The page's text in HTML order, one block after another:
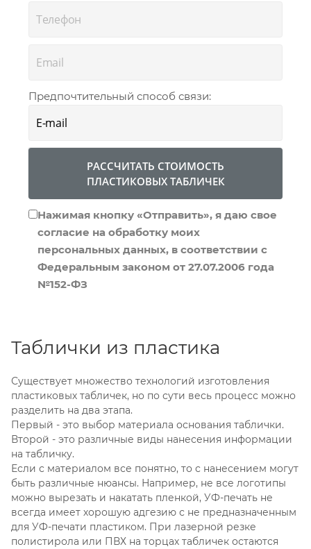
Предпочтительный способ связи:
РАССЧИТАТЬ СТОИМОСТЬ
ПЛАСТИКОВЫХ ТАБЛИЧЕК
Нажимая кнопку «Отправить», я даю свое
согласие на обработку моих
персональных данных, в соответствии с
Федеральным законом от 27.07.2006 года
№152-ФЗ
Таблички из пластика
Существует множество технологий изготовления
пластиковых табличек, но по сути весь процесс можно
разделить на два этапа.
Первый - это выбор материала основания таблички.
Второй - это различные виды нанесения информации
на табличку.
Если с материалом все понятно, то с нанесением могут
быть различные нюансы. Например, не все логотипы
можно вырезать и накатать пленкой, УФ-печать не
всегда имеет хорошую адгезию с не предназначенным
для УФ-печати пластиком. При лазерной резке
полистирола или ПВХ на торцах табличек остаются